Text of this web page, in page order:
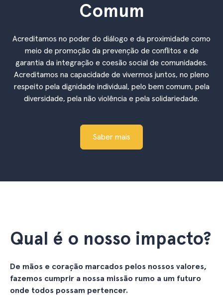
Comum
Acreditamos no poder do diálogo e da proximidade como
meio de promoção da prevenção de conflitos e de
garantia da integração e coesão social de comunidades.
Acreditamos na capacidade de vivermos juntos, no pleno
respeito pela dignidade individual, pelo bem comum, pela
diversidade, pela não violência e pela solidariedade.
Saber mais
Qual é o nosso impacto?
De mãos e coração marcados pelos nossos valores,
fazemos cumprir a nossa missão rumo a um futuro
onde todos possam pertencer.